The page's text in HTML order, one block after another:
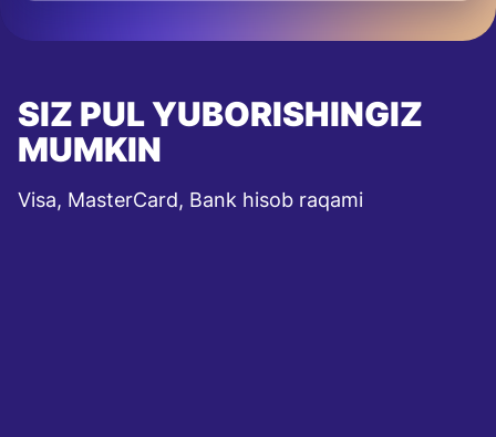
SIZ PUL YUBORISHINGIZ
MUMKIN
Visa, MasterCard, Bank hisob raqami